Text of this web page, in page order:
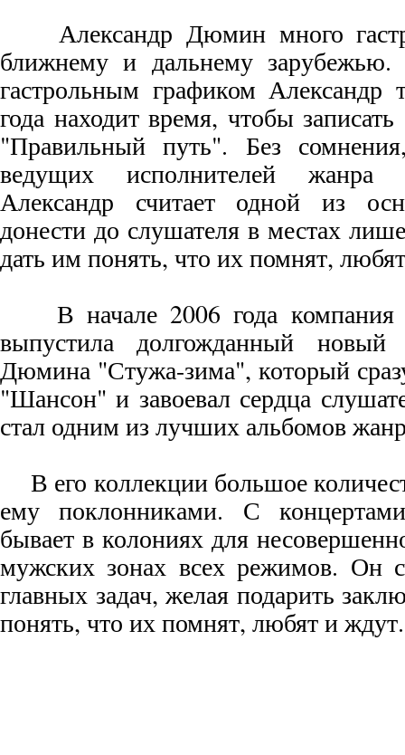
Александр Дюмин много
ближнему и дальнему
гастрольным графиком Александр
года находит время, чтобы
"Правильный путь". Без
ведущих исполнителей жанра
Александр считает одной из
донести до слушателя в местах
дать им понять, что их помнят,
В начале 2006 года компания
выпустила долгожданный новый
Дюмина "Стужа-зима", который
"Шансон" и завоевал сердца
стал одним из лучших альбомов
В его коллекции большое
ему поклонниками. С
бывает в колониях для
мужских зонах всех режимов. Он
главных задач, желая подарить
понять, что их помнят, любят и ждут.